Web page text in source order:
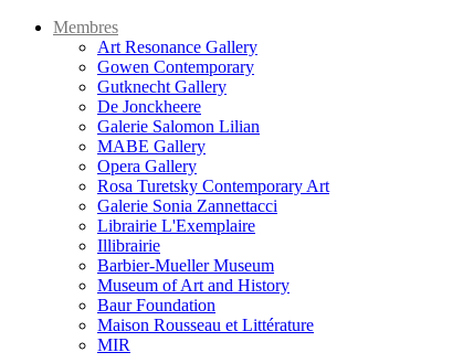
Membres
Art Resonance Gallery
Gowen Contemporary
Gutknecht Gallery
De Jonckheere
Galerie Salomon Lilian
MABE Gallery
Opera Gallery
Rosa Turetsky Contemporary Art
Galerie Sonia Zannettacci
Librairie L'Exemplaire
Illibrairie
Barbier-Mueller Museum
Museum of Art and History
Baur Foundation
Maison Rousseau et Littérature
MIR